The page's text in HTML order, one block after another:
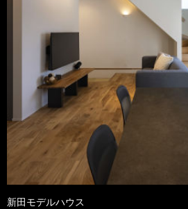
新田モデルハウス